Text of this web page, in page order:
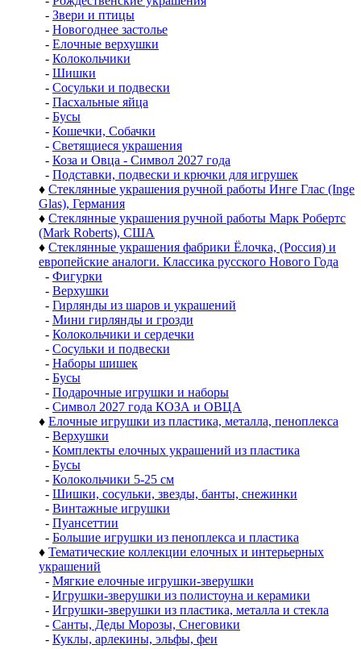
- Звери и птицы
- Новогоднее застолье
- Елочные верхушки
- Колокольчики
- Шишки
- Сосульки и подвески
- Пасхальные яйца
- Бусы
- Кошечки, Собачки
- Светящиеся украшения
- Коза и Овца - Символ 2027 года
- Подставки, подвески и крючки для игрушек
♦ Стеклянные украшения ручной работы Инге Глас (Inge
Glas), Германия
♦ Стеклянные украшения ручной работы Марк Робертс
(Mark Roberts), США
♦ Стеклянные украшения фабрики Ёлочка, (Россия) и
европейские аналоги. Классика русского Нового Года
- Фигурки
- Верхушки
- Гирлянды из шаров и украшений
- Мини гирлянды и грозди
- Колокольчики и сердечки
- Сосульки и подвески
- Наборы шишек
- Бусы
- Подарочные игрушки и наборы
- Символ 2027 года КОЗА и ОВЦА
♦ Елочные игрушки из пластика, металла, пеноплекса
- Верхушки
- Комплекты елочных украшений из пластика
- Бусы
- Колокольчики 5-25 см
- Шишки, сосульки, звезды, банты, снежинки
- Винтажные игрушки
- Пуансеттии
- Большие игрушки из пеноплекса и пластика
♦ Тематические коллекции елочных и интерьерных
украшений
- Мягкие елочные игрушки-зверушки
- Игрушки-зверушки из полистоуна и керамики
- Игрушки-зверушки из пластика, металла и стекла
- Санты, Деды Морозы, Снеговики
- Куклы, арлекины, эльфы, феи